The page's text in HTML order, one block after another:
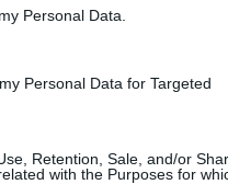
Personal Data.
Personal Data for Targeted
Retention, Sale, and/or
with the Purposes for